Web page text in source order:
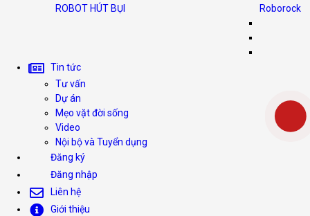
ROBOT HÚT BỤI
Roborock
Tin tức
Tư vấn
Dự án
Mẹo vặt đời sống
Video
Nội bộ và Tuyển dụng
Đăng ký
Đăng nhập
Liên hệ
Giới thiệu